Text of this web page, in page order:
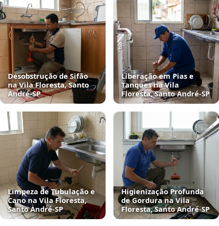
Desobstrução de Sifão
na Vila Floresta, Santo
André‑SP
Liberação em Pias e
Tanques na Vila
Floresta, Santo André‑SP
Limpeza de Tubulação e
Cano na Vila Floresta,
Santo André‑SP
Higienização Profunda
de Gordura na Vila
Floresta, Santo André‑SP